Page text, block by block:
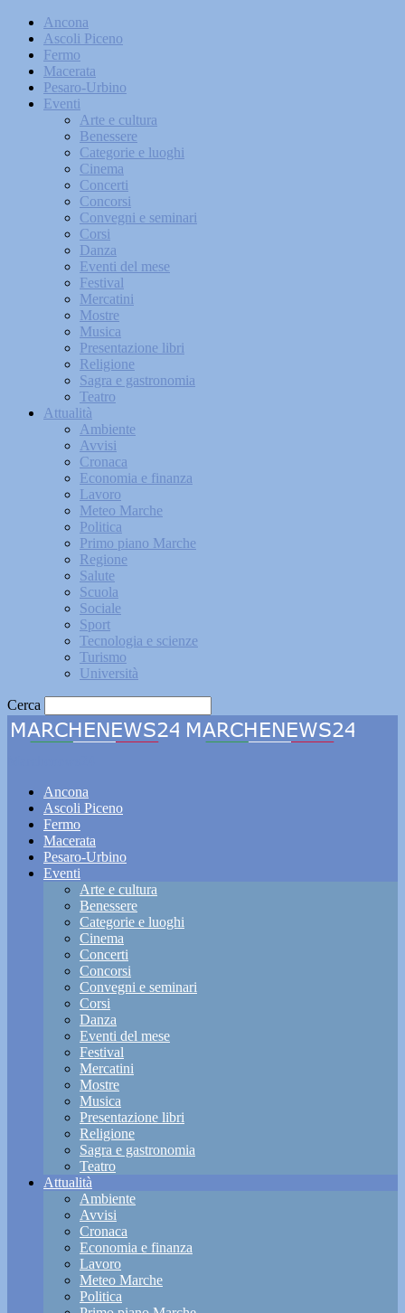
Ancona
Ascoli Piceno
Fermo
Macerata
Pesaro-Urbino
Eventi
Arte e cultura
Benessere
Categorie e luoghi
Cinema
Concerti
Concorsi
Convegni e seminari
Corsi
Danza
Eventi del mese
Festival
Mercatini
Mostre
Musica
Presentazione libri
Religione
Sagra e gastronomia
Teatro
Attualità
Ambiente
Avvisi
Cronaca
Economia e finanza
Lavoro
Meteo Marche
Politica
Primo piano Marche
Regione
Salute
Scuola
Sociale
Sport
Tecnologia e scienze
Turismo
Università
Cerca
Ancona
Ascoli Piceno
Fermo
Macerata
Pesaro-Urbino
Eventi
Arte e cultura
Benessere
Categorie e luoghi
Cinema
Concerti
Concorsi
Convegni e seminari
Corsi
Danza
Eventi del mese
Festival
Mercatini
Mostre
Musica
Presentazione libri
Religione
Sagra e gastronomia
Teatro
Attualità
Ambiente
Avvisi
Cronaca
Economia e finanza
Lavoro
Meteo Marche
Politica